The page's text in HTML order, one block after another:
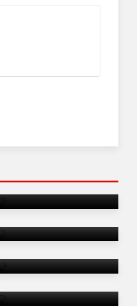
- मुख्य सचिव
रूप से धरातल पर उतारना
में बनेंगी दस मिसिंग लिंक और